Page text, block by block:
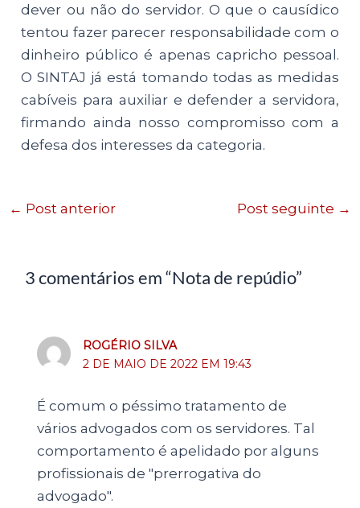
dever ou não do servidor. O que o causídico
tentou fazer parecer responsabilidade com o
dinheiro público é apenas capricho pessoal.
O SINTAJ já está tomando todas as medidas
cabíveis para auxiliar e defender a servidora,
firmando ainda nosso compromisso com a
defesa dos interesses da categoria.
← Post anterior Post seguinte →
3 comentários em “Nota de repúdio”
ROGÉRIO SILVA
2 DE MAIO DE 2022 EM 19:43
É comum o péssimo tratamento de
vários advogados com os servidores. Tal
comportamento é apelidado por alguns
profissionais de "prerrogativa do
advogado".